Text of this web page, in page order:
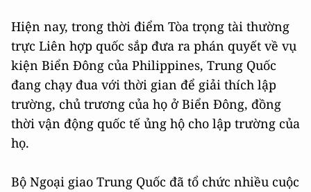
Hiện nay, trong thời điểm Tòa trọng tài thường
trực Liên hợp quốc sắp đưa ra phán quyết về vụ
kiện Biển Đông của Philippines, Trung Quốc
đang chạy đua với thời gian để giải thích lập
trường, chủ trương của họ ở Biển Đông, đồng
thời vận động quốc tế ủng hộ cho lập trường của
họ.
Bộ Ngoại giao Trung Quốc đã tổ chức nhiều cuộc